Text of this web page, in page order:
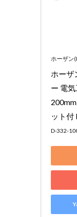
ホーザン
ホーザ
ー 電
ット付
D-332-